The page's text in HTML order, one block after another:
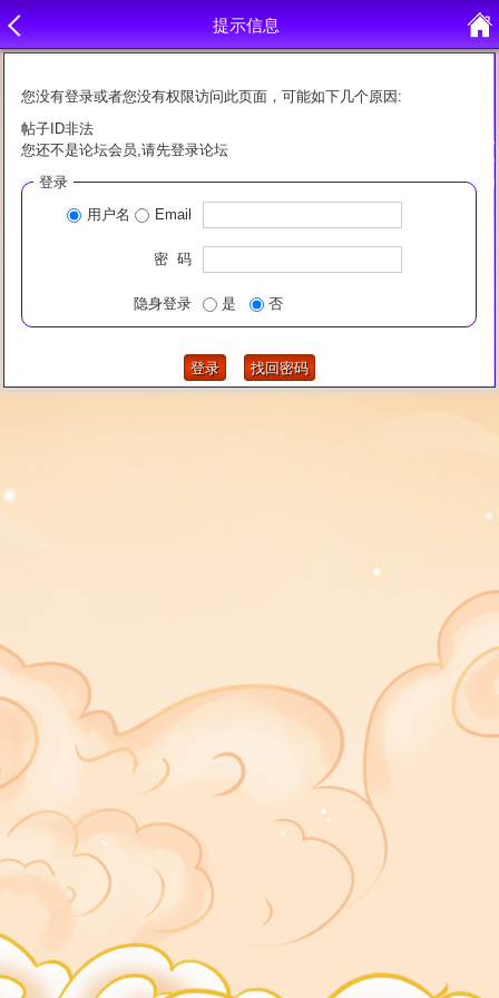
提示信息
您没有登录或者您没有权限访问此页面，可能如下几个原因:
帖子ID非法
您还不是论坛会员,请先登录论坛
登录
用户名
Email
密 码
隐身登录 是 否